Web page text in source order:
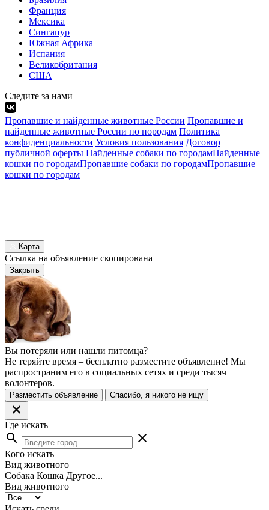
Франция
Мексика
Сингапур
Южная Африка
Испания
Великобритания
США
Следите за нами
Пропавшие и найденные животные России Пропавшие и
найденные животные России по породам Политика
конфиденциальности Условия пользования Договор
публичной оферты Найденные собаки по городамНайденные
кошки по городамПропавшие собаки по городамПропавшие
кошки по городам
Карта
Ссылка на объявление скопирована
Закрыть
Вы потеряли или нашли питомца?
Не теряйте время – бесплатно разместите объявление! Мы
распространим его в социальных сетях и среди тысяч
волонтеров.
Разместить объявление Спасибо, я никого не ищу
Где искать
search close
Кого искать
Вид животного
Собака Кошка Другое...
Вид животного